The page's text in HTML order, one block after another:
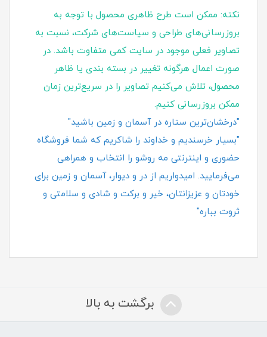
نکته: ممکن است طرح ظاهری محصول با توجه به
بروزرسانی‌های طراحی و سیاست‌های شرکت، نسبت به
تصاویر فعلی موجود در سایت کمی متفاوت باشد. در
صورت اعمال هرگونه تغییر در بسته‌ بندی یا ظاهر
محصول، تلاش می‌کنیم تصاویر را در سریع‌ترین زمان
ممکن بروزرسانی کنیم.
"درخشان‌ترین ستاره در آسمان و زمین باشید"
"بسیار خرسندیم و خداوند را شاکریم که شما فروشگاه
حضوری و اینترنتی مه روشو را انتخاب و همراهی
می‌فرمایید. امیدواریم از در و دیوار، آسمان و زمین برای
خودتان و عزیزانتان، خیر و برکت و شادی و سلامتی و
ثروت بباره"
برگشت به بالا